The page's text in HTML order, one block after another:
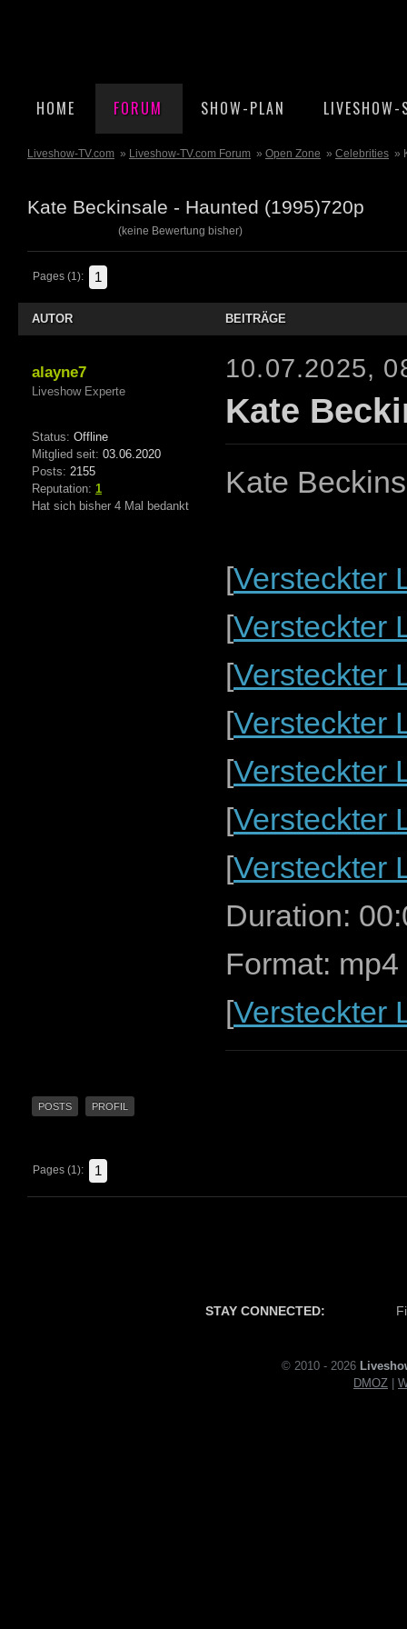
HOME FORUM SHOW-PLAN LIVESHOW-
Liveshow-TV.com » Liveshow-TV.com Forum » Open Zone » Celebrities »
Kate Beckinsale - Haunted (1995)720p
(keine Bewertung bisher)
Pages (1): 1
AUTOR BEITRÄGE
alayne7
Liveshow Experte
Status: Offline
Mitglied seit: 03.06.2020
Posts: 2155
Reputation: 1
Hat sich bisher 4 Mal bedankt
10.07.2025,
Kate
Kate
[Versteckter
[Versteckter
[Versteckter
[Versteckter
[Versteckter
[Versteckter
[Versteckter
Duration:
Format:
[Versteckter
POSTS PROFIL
Pages (1): 1
STAY CONNECTED:
© 2010 - 2026
DMOZ